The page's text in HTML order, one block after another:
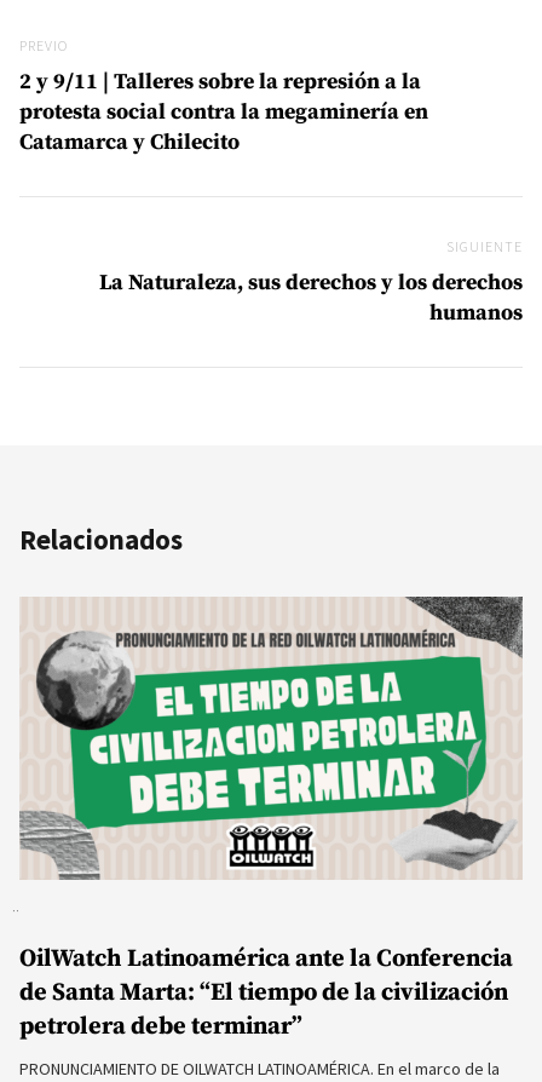
Previo
PREVIO
2 y 9/11 | Talleres sobre la represión a la
protesta social contra la megaminería en
Catamarca y Chilecito
SIGUIENTE
La Naturaleza, sus derechos y los derechos
humanos
Relacionados
OilWatch Latinoamérica ante la Conferencia
de Santa Marta: “El tiempo de la civilización
petrolera debe terminar”
PRONUNCIAMIENTO DE OILWATCH LATINOAMÉRICA. En el marco de la